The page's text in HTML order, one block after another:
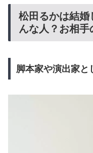
松田るかは結婚
んな人？お相手
脚本家や演出家と